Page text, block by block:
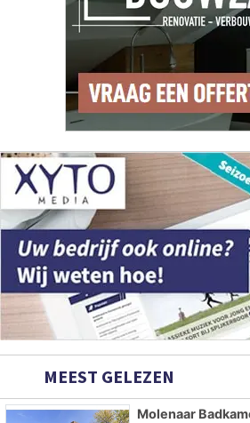
MEEST GELEZEN
Molenaar